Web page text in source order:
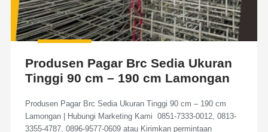
Produsen Pagar Brc Sedia Ukuran
Tinggi 90 cm – 190 cm Lamongan
Produsen Pagar Brc Sedia Ukuran Tinggi 90 cm – 190 cm
Lamongan | Hubungi Marketing Kami 0851-7333-0012, 0813-
3355-4787, 0896-9577-0609 atau Kirimkan permintaan